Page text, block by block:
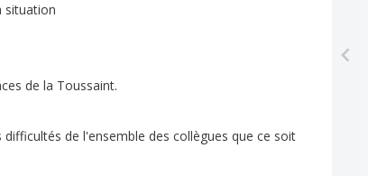
situation
de la Toussaint.
difficultés de l'ensemble des collègues que ce soit